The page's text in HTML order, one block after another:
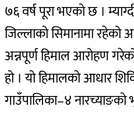
७६ वर्ष पूरा भएको छ ।
जिल्लाको सिमानामा रहेको
अन्नपूर्ण हिमाल आरोहण
हो । यो हिमालको आधार
गाउँपालिका–४ नारच्याङको